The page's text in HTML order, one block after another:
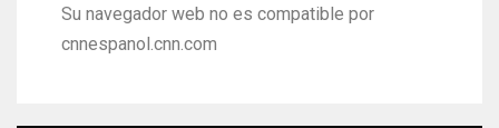
Su navegador web no es compatible por
cnnespanol.cnn.com